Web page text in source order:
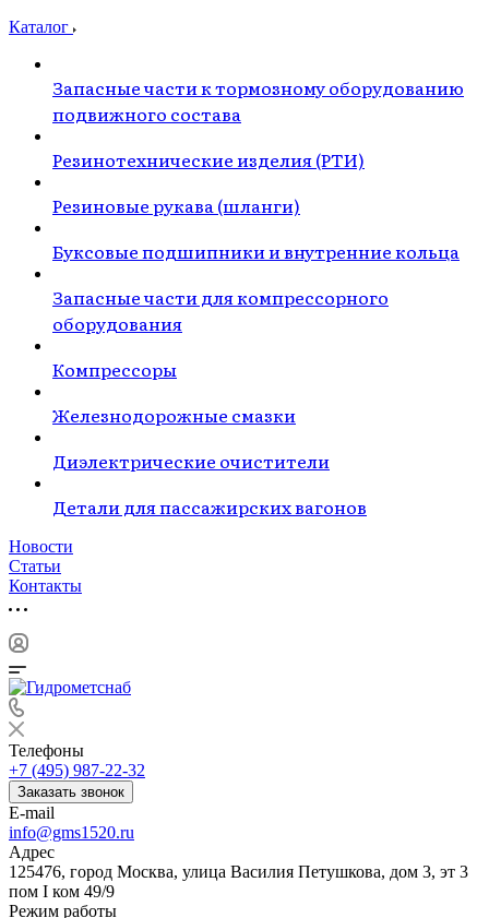
Каталог
Запасные части к тормозному оборудованию
подвижного состава
Резинотехнические изделия (РТИ)
Резиновые рукава (шланги)
Буксовые подшипники и внутренние кольца
Запасные части для компрессорного
оборудования
Компрессоры
Железнодорожные смазки
Диэлектрические очистители
Детали для пассажирских вагонов
Новости
Статьи
Контакты
Телефоны
+7 (495) 987-22-32
Заказать звонок
E-mail
info@gms1520.ru
Адрес
125476, город Москва, улица Василия Петушкова, дом 3, эт 3
пом I ком 49/9
Режим работы